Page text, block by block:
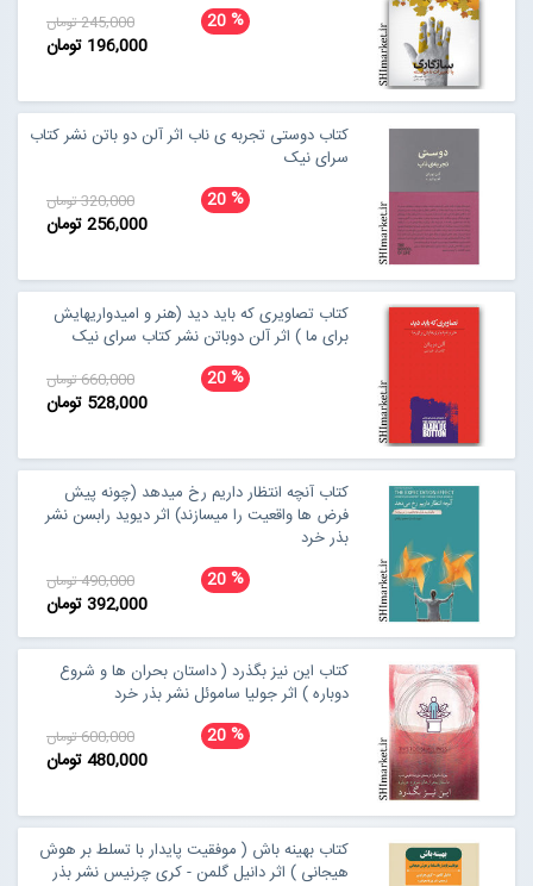
20% 245,000 تومان
196,000 تومان
کتاب دوستی تجربه ی ناب اثر آلن دو باتن نشر کتاب
سرای نیک
20% 320,000 تومان
256,000 تومان
کتاب تصاویری که باید دید (هنر و امیدواریهایش
برای ما ) اثر آلن دوباتن نشر کتاب سرای نیک
20% 660,000 تومان
528,000 تومان
کتاب آنچه انتظار داریم رخ میدهد (چونه پیش
فرض ها واقعیت را میسازند) اثر دیوید رابسن نشر
بذر خرد
20% 490,000 تومان
392,000 تومان
کتاب این نیز بگذرد ( داستان بحران ها و شروع
دوباره ) اثر جولیا ساموئل نشر بذر خرد
20% 600,000 تومان
480,000 تومان
کتاب بهینه باش ( موفقیت پایدار با تسلط بر هوش
هیجانی ) اثر دانیل گلمن - کری چرنیس نشر بذر